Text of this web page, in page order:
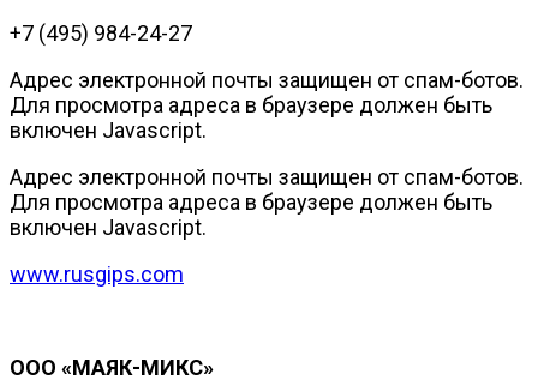
+7 (495) 984-24-27
Адрес электронной почты защищен от спам-ботов.
Для просмотра адреса в браузере должен быть
включен Javascript.
Адрес электронной почты защищен от спам-ботов.
Для просмотра адреса в браузере должен быть
включен Javascript.
www.rusgips.com
ООО «МАЯК-МИКС»